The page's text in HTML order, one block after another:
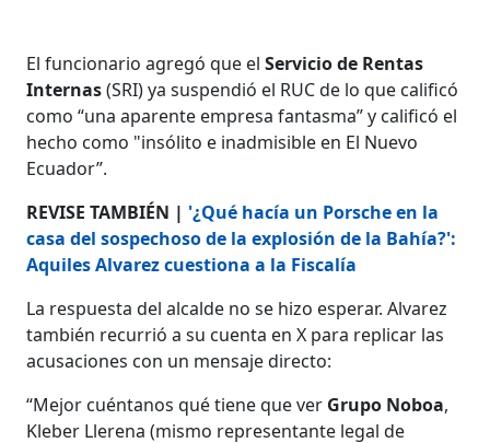
El funcionario agregó que elServicio de Rentas
Internas(SRI) ya suspendió el RUC de lo que calificó
como “una aparente empresa fantasma” y calificó el
hecho como "insólito e inadmisible en El Nuevo
Ecuador”.
REVISE TAMBIÉN | '¿Qué hacía un Porsche en la
casa del sospechoso de la explosión de la Bahía?':
Aquiles Alvarez cuestiona a la Fiscalía
La respuesta del alcalde no se hizo esperar. Alvarez
también recurrió a su cuenta en X para replicar las
acusaciones con un mensaje directo:
“Mejor cuéntanos qué tiene que ver Grupo Noboa,
Kleber Llerena (mismo representante legal de